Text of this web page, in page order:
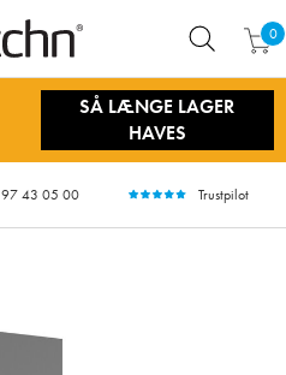
0
SÅ LÆNGE LAGER
HAVES
97 43 05 00 Trustpilot